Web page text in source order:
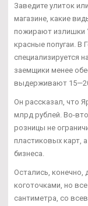
Заведите улиток
магазине, какие
пожирают излишки
красные попугаи. В
специализируется
заемщики менее
выдерживают
Он рассказал, что
млрд рублей. Во-
розницы не
пластиковых карт,
бизнеса.
Остались,
коготочками, но
сантиметра, со